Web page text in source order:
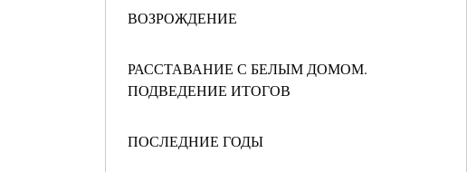
ВОЗРОЖДЕНИЕ
РАССТАВАНИЕ С БЕЛЫМ ДОМОМ.
ПОДВЕДЕНИЕ ИТОГОВ
ПОСЛЕДНИЕ ГОДЫ